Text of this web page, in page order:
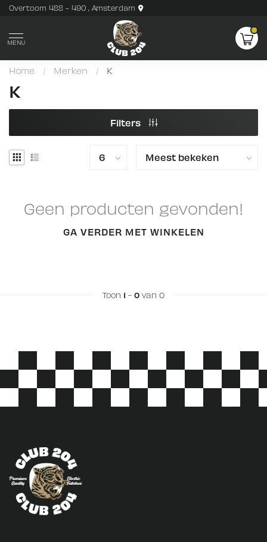
Overtoom 488 - 490 , Amsterdam
MENU
Home / Merken / K
K
Filters
Geen producten gevonden!
GA VERDER MET WINKELEN
Toon 1 - 0 van 0